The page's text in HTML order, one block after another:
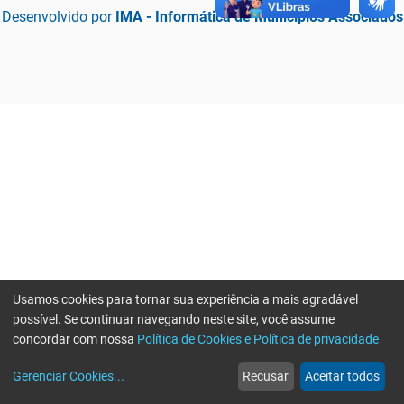
Desenvolvido por IMA - Informática de Municípios Associados
web
Notícias
more_horiz
Mais
Usamos cookies para tornar sua experiência a mais agradável
possível. Se continuar navegando neste site, você assume
concordar com nossa Política de Cookies e Política de privacidade
Gerenciar Cookies... Recusar Aceitar todos
Erro ao enviar informações, por favor tente novamente